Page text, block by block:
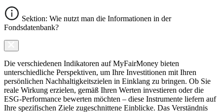
Sektion: Wie nutzt man die Informationen in der
Fondsdatenbank?
Die verschiedenen Indikatoren auf MyFairMoney bieten
unterschiedliche Perspektiven, um Ihre Investitionen mit Ihren
persönlichen Nachhaltigkeitszielen in Einklang zu bringen. Ob Sie
reale Wirkung erzielen, gemäß Ihren Werten investieren oder die
ESG-Performance bewerten möchten – diese Instrumente liefern auf
Ihre spezifischen Ziele zugeschnittene Einblicke. Das Verständnis